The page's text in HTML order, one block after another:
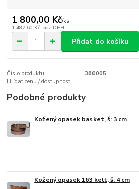
1 800,00 Kč/ks
1 487,60 Kč bez DPH
Přidat do košíku
Číslo produktu:
360005
Hlídat cenu / dostupnost
Podobné produkty
Kožený opasek basket, š: 3 cm
Kožený opasek 163 kelt, š: 4 cm